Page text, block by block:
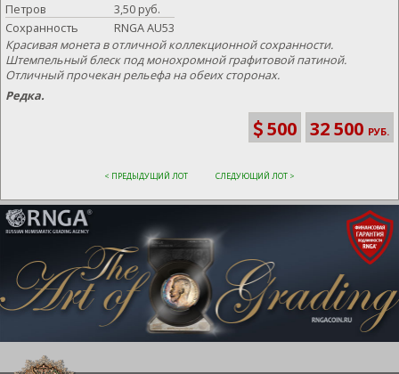
Петров
3,50 руб.
Сохранность
RNGA AU53
Красивая монета в отличной коллекционной сохранности.
Штемпельный блеск под монохромной графитовой патиной.
Отличный прочекан рельефа на обеих сторонах.
Редка.
500 32 500 РУБ.
< ПРЕДЫДУЩИЙ ЛОТ СЛЕДУЮЩИЙ ЛОТ >